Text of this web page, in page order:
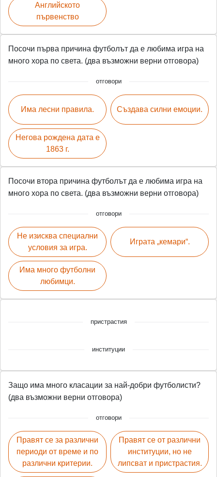
Английското
първенство
Посочи първа причина футболът да е любима игра на
много хора по света. (два възможни верни отговора)
отговори
Има лесни правила.
Негова рождена дата е
1863 г.
Създава силни емоции.
Посочи втора причина футболът да е любима игра на
много хора по света. (два възможни верни отговора)
отговори
Не изисква специални
условия за игра.
Има много футболни
любимци.
Играта „кемари“.
пристрастия
институции
Защо има много класации за най-добри футболисти?
(два възможни верни отговора)
отговори
Правят се за различни
периоди от време и по
различни критерии.
Правят се от различни
институции, но не
липсват и пристрастия.